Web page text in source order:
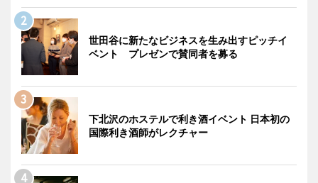
世田谷に新たなビジネスを生み出すピッチイ
ベント プレゼンで賛同者を募る
下北沢のホステルで利き酒イベント 日本初の
国際利き酒師がレクチャー